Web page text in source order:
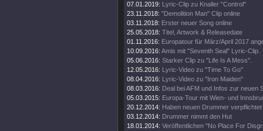
07.01.2019: Lyric-Clip zu Knaller "Control"
23.11.2018: "Demolition Man" Clip online
03.11.2018: Erster neuer Song online
25.05.2018: Titel, Artwork & Releasedate
01.11.2016: Europatour für März/April 2017
10.09.2016: Amis mit "Seventh Seal" Lyric-Clip.
05.06.2016: Starker Clip zu "Life Is A Mess".
12.05.2016: Lyric-Video zu "Time To Go"
08.04.2016: Lyric-Video zu "Iron Maiden"
08.03.2016: Deal bei AFM und Infos zur neuen
05.03.2015: Europa-Tour mit Wien- und
20.12.2014: Haben neuen Drummer verpflichtet
03.12.2014: Drummer nimmt den Hut
18.01.2014: Veröffentlichen "No Place For